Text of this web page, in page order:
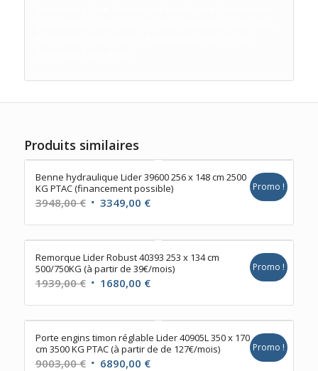
Produits similaires
Benne hydraulique Lider 39600 256 x 148 cm 2500
KG PTAC (financement possible)
3948,00€ Le
était :
3948,00 €.
3349,00 €Le
est :
3349,00 €.
Promo !
Remorque Lider Robust 40393 253 x 134 cm
500/750KG (à partir de 39€/mois)
1939,00€ Le
était :
1939,00 €.
1680,00 €Le
est :
1680,00 €.
Promo !
Porte engins timon réglable Lider 40905L 350 x 170
cm 3500 KG PTAC (à partir de de 127€/mois)
9003,00€ Le 6890,00 €Le
Promo !